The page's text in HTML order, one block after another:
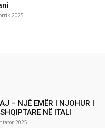
2025
– NJË EMËR I NJOHUR I
NË ITALI
2025